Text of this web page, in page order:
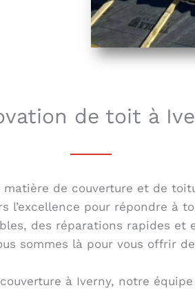
de toit à
de couverture et de
l’excellence pour répondre à
des réparations rapides
sommes là pour vous offrir
à Iverny, notre